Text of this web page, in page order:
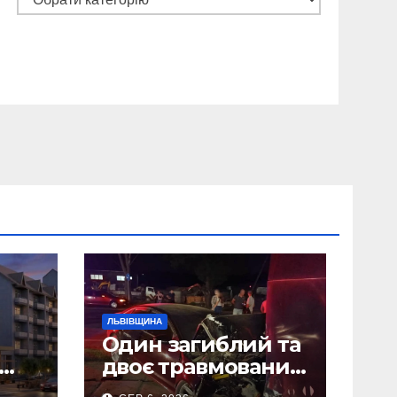
ЛЬВІВЩИНА
Один загиблий та
двоє травмованих
внаслідок ДТП на